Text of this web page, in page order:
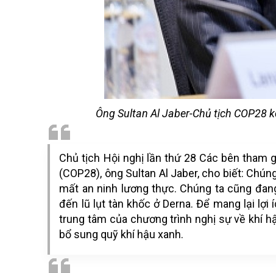
Ông Sultan Al Jaber-Chủ tịch
Chủ tịch Hội nghị lần thứ 28 Các bên tham
(COP28), ông Sultan Al Jaber, cho biết:
mất an ninh lương thực. Chúng ta cũng
đến lũ lụt tàn khốc ở Derna. Để mang lại
trung tâm của chương trình nghị sự về khí
bổ sung quỹ khí hậu xanh.